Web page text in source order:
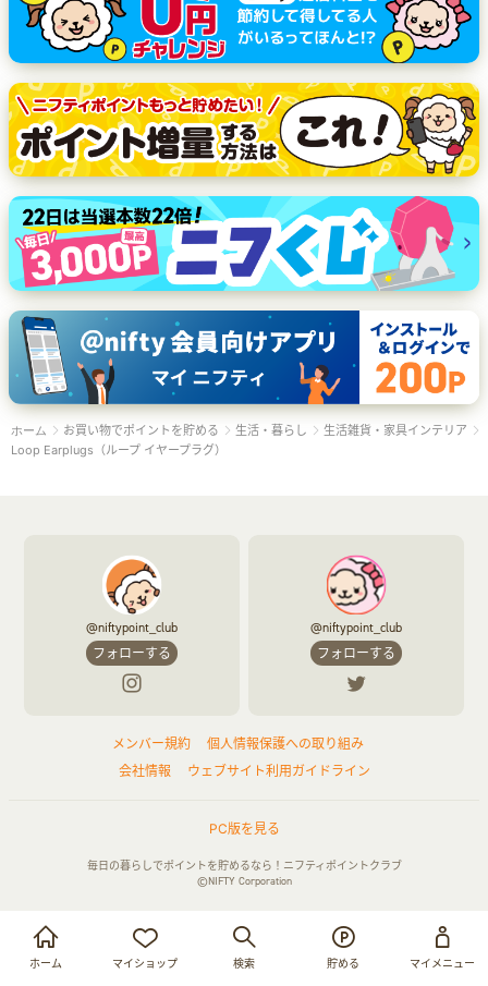
お買い物・サービス利用で貯める
ログイン
ホーム マイショップ 検索 貯める マイメニュー
ホーム お買い物でポイントを貯める 生活・暮らし
生活雑貨・家具インテリア
Loop Earplugs（ループ イヤープラグ）
@niftypoint_club
フォローする
@niftypoint_club
フォローする
メンバー規約
個人情報保護への取り組み
会社情報
ウェブサイト利用ガイドライン
PC版を見る
毎日の暮らしでポイントを貯めるなら！ニフティポイントクラブ
©NIFTY Corporation